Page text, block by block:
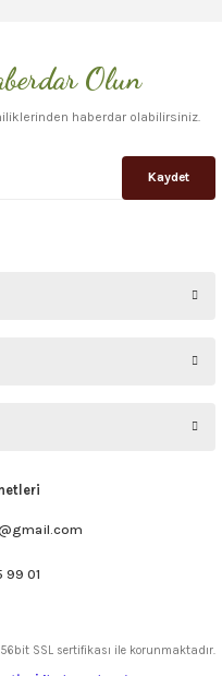
Olun
haberdar olabilirsiniz.
Kaydet
99 01
SSL sertifikası ile korunmaktadır.